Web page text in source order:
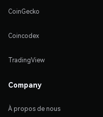
CoinGecko
Coincodex
TradingView
Company
À propos de nous